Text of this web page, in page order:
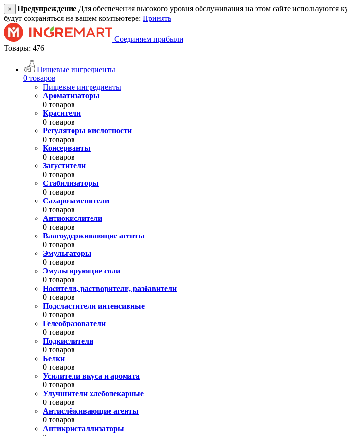
× Предупреждение Для обеспечения высокого уровня обслуживания на этом сайте используются
будут сохраняться на вашем компьютере: Принять
Соединяем прибыли
Товары: 476
Пищевые ингредиенты
0 товаров
Пищевые ингредиенты
Ароматизаторы
0 товаров
Красители
0 товаров
Регуляторы кислотности
0 товаров
Консерванты
0 товаров
Загустители
0 товаров
Стабилизаторы
0 товаров
Сахарозаменители
0 товаров
Антиокислители
0 товаров
Влагоудерживающие агенты
0 товаров
Эмульгаторы
0 товаров
Эмульгирующие соли
0 товаров
Носители, растворители, разбавители
0 товаров
Подсластители интенсивные
0 товаров
Гелеобразователи
0 товаров
Подкислители
0 товаров
Белки
0 товаров
Усилители вкуса и аромата
0 товаров
Улучшители хлебопекарные
0 товаров
Антислёживающие агенты
0 товаров
Антикристаллизаторы